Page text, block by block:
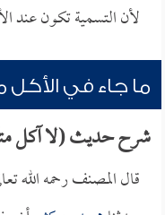
لأن التسمية تكون عند
ما جاء في الأكل
شرح حديث (لا آكل
قال المصنف رحمه الله